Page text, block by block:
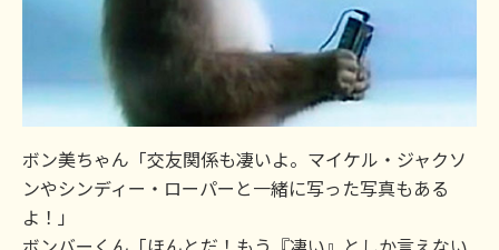
ボン美ちゃん「交友関係も凄いよ。マイケル・ジャクソ
ンやシンディー・ローパーと一緒に写った写真もある
よ！」